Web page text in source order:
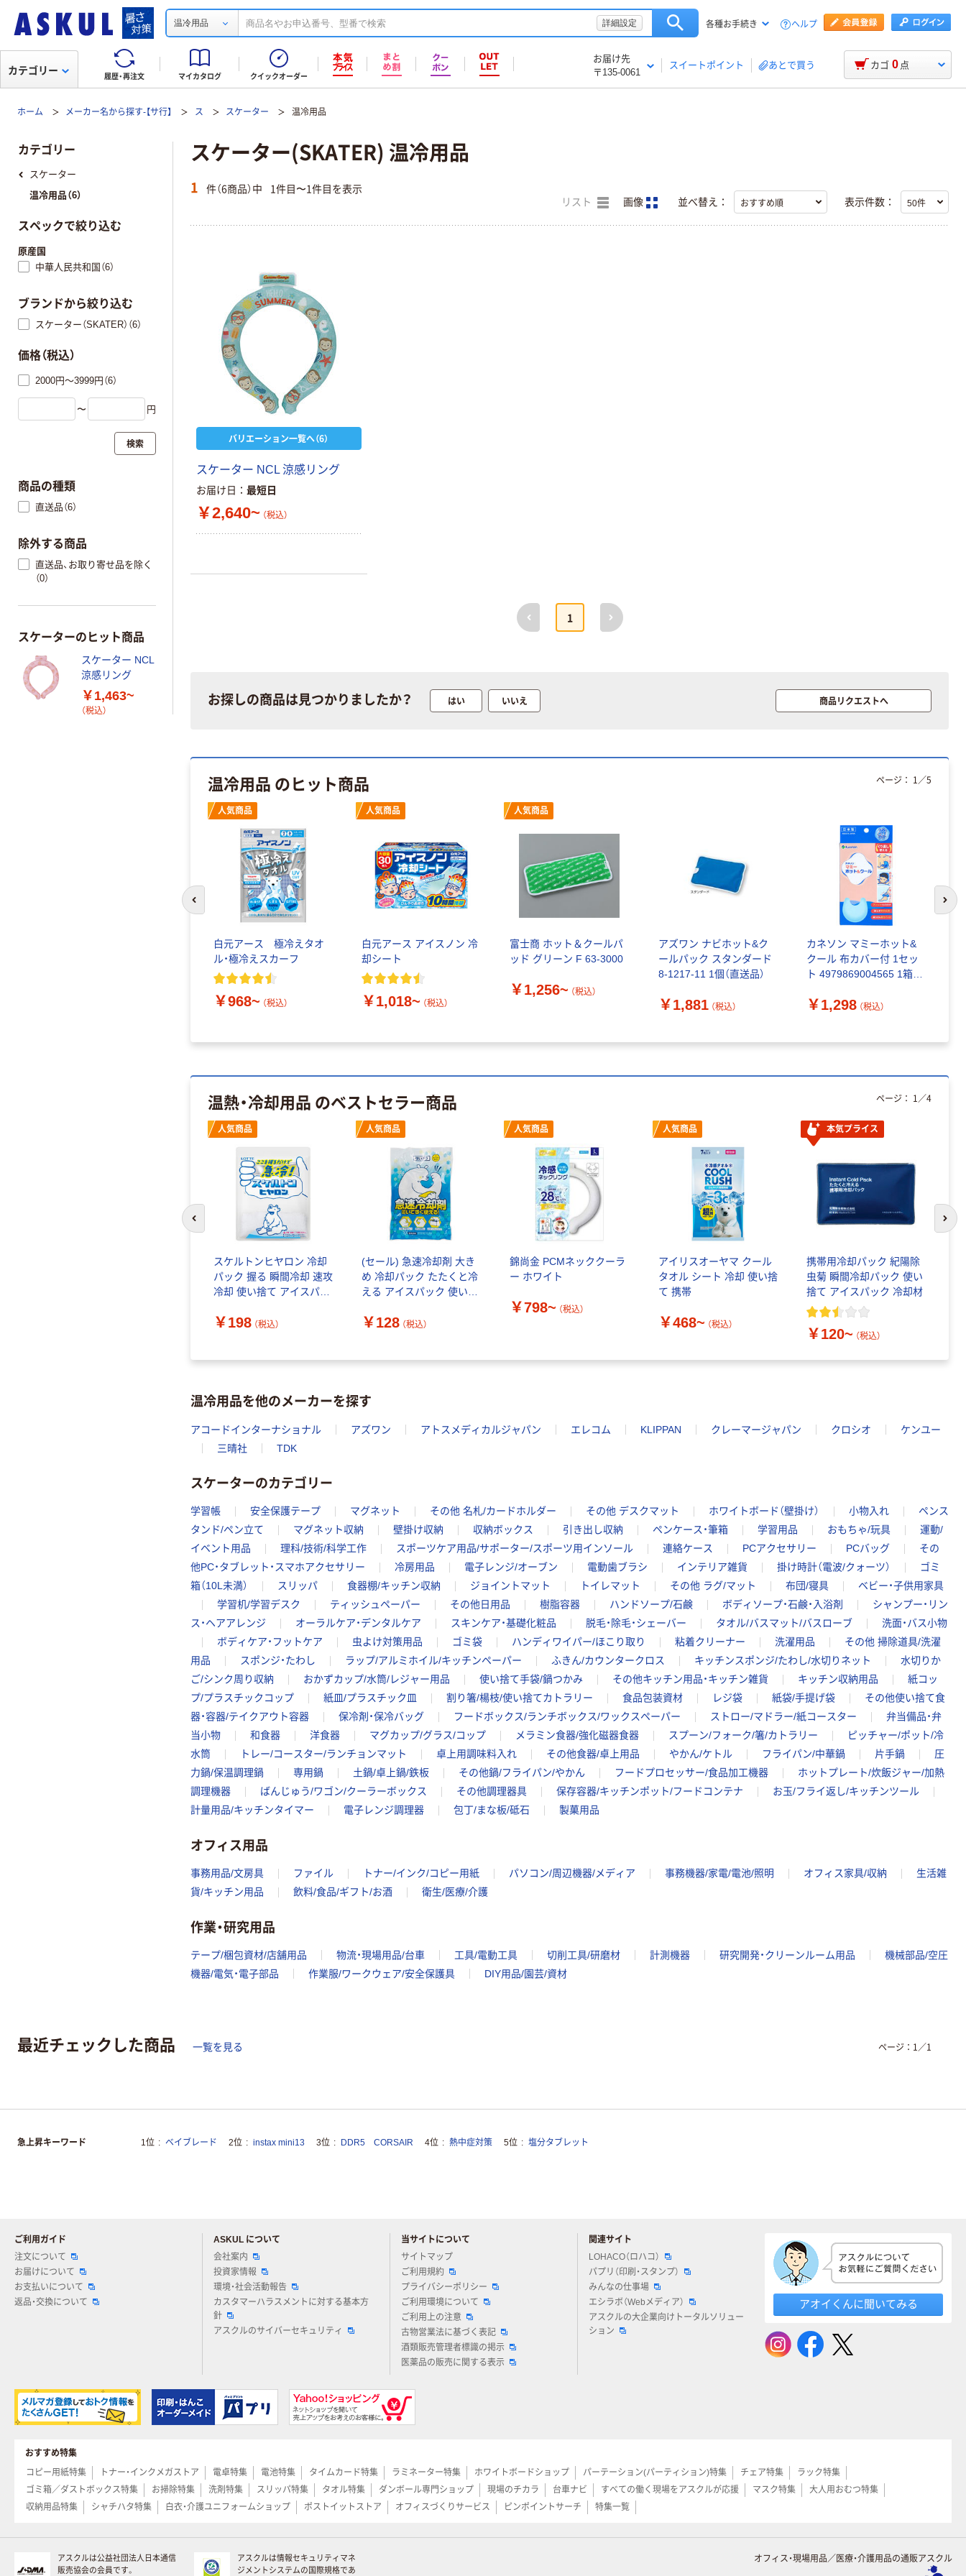
温冷用品 詳細設定 各種お手続き ヘルプ
履歴・再注文 マイカタログ クイックオーダー
お届け先
〒135-0061
スイートポイント あとで買う
カテゴリー カゴ 0 点
ホーム メーカー名から探す-【サ行】 ス スケーター 温冷用品
スケーター(SKATER) 温冷用品
1 件（6商品）中 1件目〜1件目を表示
リスト 画像 並べ替え： 表示件数：
バリエーション一覧へ（6）
スケーター NCL 涼感リング
お届け日 最短日
￥2,640~ （税込）
前へ
1
次へ
お探しの商品は見つかりましたか？ はい いいえ 商品リクエストへ
温冷用品 のヒット商品
人気商品
白元アース 極冷えタオ
ル・極冷えスカーフ
￥968~ （税込）
人気商品
白元アース アイスノン 冷
却シート
￥1,018~ （税込）
人気商品
富士商 ホット＆クールパ
ッド グリーン F 63-3000
￥1,256~ （税込）
アズワン ナビホット&ク
ールパック スタンダード
8-1217-11 1個（直送品）
￥1,881 （税込）
カネソン マミーホット&
クール 布カバー付 1セッ
ト 4979869004565 1箱(1
￥1,298 （税込）
ページ： 1 ／5
前のスライドへ 次
温熱・冷却用品 のベストセラー商品
人気商品
スケルトンヒヤロン 冷却
パック 握る 瞬間冷却 速攻
冷却 使い捨て アイスパッ
ッズ ロッテ 1個
￥198 （税込）
人気商品
(セール) 急速冷却剤 大き
め 冷却パック たたくと冷
える アイスパック 使い捨
ポレーション 1個
￥128 （税込）
人気商品
錦尚金 PCMネッククーラ
ー ホワイト
￥798~ （税込）
人気商品
アイリスオーヤマ クール
タオル シート 冷却 使い捨
て 携帯
￥468~ （税込）
本気プライス
携帯用冷却パック 紀陽除
虫菊 瞬間冷却パック 使い
捨て アイスパック 冷却材
￥120~ （税込）
ページ： 1 ／4
前のスライドへ 次
温冷用品を他のメーカーを探す
アコードインターナショナル アズワン アトスメディカルジャパン エレコム KLIPPAN クレーマージャパン クロシオ
ケンユー
三晴社
TDK
スケーターのカテゴリー
学習帳 安全保護テープ マグネット その他 名札/カードホルダー その他 デスクマット ホワイトボード（壁掛け） 小物入れ
ペンス
タンド/ペン立て
マグネット収納 壁掛け収納 収納ボックス 引き出し収納 ペンケース・筆箱 学習用品 おもちゃ/玩具
運動/
イベント用品
理科/技術/科学工作 スポーツケア用品/サポーター/スポーツ用インソール 連絡ケース PCアクセサリー PCバッグ
その
他PC・タブレット・スマホアクセサリー
冷房用品 電子レンジ/オーブン 電動歯ブラシ インテリア雑貨 掛け時計（電波/クォーツ）
ゴミ
箱（10L未満）
スリッパ 食器棚/キッチン収納 ジョイントマット トイレマット その他 ラグ/マット 布団/寝具
ベビー・子供用家具
学習机/学習デスク
ティッシュペーパー その他日用品 樹脂容器 ハンドソープ/石鹸 ボディソープ・石鹸・入浴剤
シャンプー・リン
ス・ヘアアレンジ
オーラルケア・デンタルケア スキンケア・基礎化粧品 脱毛・除毛・シェーバー タオル/バスマット/バスローブ
洗面・バス小物
ボディケア・フットケア
虫よけ対策用品 ゴミ袋 ハンディワイパー/ほこり取り 粘着クリーナー 洗濯用品
その他 掃除道具/洗濯
用品
スポンジ・たわし ラップ/アルミホイル/キッチンペーパー ふきん/カウンタークロス キッチンスポンジ/たわし/水切りネット
水切りか
ご/シンク周り収納
おかずカップ/水筒/レジャー用品 使い捨て手袋/鍋つかみ その他キッチン用品・キッチン雑貨 キッチン収納用品
紙コッ
プ/プラスチックコップ
紙皿/プラスチック皿 割り箸/楊枝/使い捨てカトラリー 食品包装資材 レジ袋 紙袋/手提げ袋
その他使い捨て食
器・容器/テイクアウト容器
保冷剤・保冷バッグ フードボックス/ランチボックス/ワックスペーパー ストロー/マドラー/紙コースター
弁当備品・弁
当小物
和食器 洋食器 マグカップ/グラス/コップ メラミン食器/強化磁器食器 スプーン/フォーク/箸/カトラリー
ピッチャー/ポット/冷
水筒
トレー/コースター/ランチョンマット 卓上用調味料入れ その他食器/卓上用品 やかん/ケトル フライパン/中華鍋 片手鍋
圧
力鍋/保温調理鍋
専用鍋 土鍋/卓上鍋/鉄板 その他鍋/フライパン/やかん フードプロセッサー/食品加工機器
ホットプレート/炊飯ジャー/加熱
調理機器
ばんじゅう/ワゴン/クーラーボックス その他調理器具 保存容器/キッチンポット/フードコンテナ
お玉/フライ返し/キッチンツール
計量用品/キッチンタイマー
電子レンジ調理器 包丁/まな板/砥石 製菓用品
オフィス用品
事務用品/文房具 ファイル トナー/インク/コピー用紙 パソコン/周辺機器/メディア 事務機器/家電/電池/照明 オフィス家具/収納
生活雑
貨/キッチン用品
飲料/食品/ギフト/お酒 衛生/医療/介護
作業・研究用品
テープ/梱包資材/店舗用品 物流・現場用品/台車 工具/電動工具 切削工具/研磨材 計測機器 研究開発・クリーンルーム用品
機械部品/空圧
機器/電気・電子部品
作業服/ワークウェア/安全保護具 DIY用品/園芸/資材
カテゴリー
スケーター
温冷用品（6）
スペックで絞り込む
原産国
中華人民共和国（6）
ブランドから絞り込む
スケーター（SKATER）（6）
価格（税込）
2000円～3999円（6）
〜 円
検索
商品の種類
直送品（6）
除外する商品
直送品、お取り寄せ品を除く
（0）
スケーターのヒット商品
スケーター NCL
涼感リング
￥1,463~
（税込）
最近チェックした商品 一覧を見る ページ： 1 ／1
急上昇キーワード 1位 ベイブレード 2位 instax mini13 3位 DDR5 CORSAIR 4位 熱中症対策 5位 塩分タブレット
ご利用ガイド
注文について
お届けについて
お支払いについて
返品・交換について
ASKUL について
会社案内
投資家情報
環境・社会活動報告
カスタマーハラスメントに対する基本方
針
アスクルのサイバーセキュリティ
当サイトについて
サイトマップ
ご利用規約
プライバシーポリシー
ご利用環境について
ご利用上の注意
古物営業法に基づく表記
酒類販売管理者標識の掲示
医薬品の販売に関する表示
関連サイト
LOHACO（ロハコ）
パプリ（印刷・スタンプ）
みんなの仕事場
エシラボ（Webメディア）
アスクルの大企業向けトータルソリュー
ション
アオイくんに聞いてみる
おすすめ特集
コピー用紙特集
トナー・インクメガストア 電卓特集 電池特集 タイムカード特集 ラミネーター特集 ホワイトボードショップ パーテーション(パーティション)特集 チェア特集
ラック特集
ゴミ箱／ダストボックス特集
お掃除特集 洗剤特集 スリッパ特集 タオル特集 ダンボール専門ショップ 現場のチカラ 台車ナビ すべての働く現場をアスクルが応援 マスク特集
大人用おむつ特集
収納用品特集
シャチハタ特集 白衣・介護ユニフォームショップ ポストイットストア オフィスづくりサービス ピンポイントサーチ 特集一覧
アスクルは公益社団法人日本通信
販売協会の会員です。
アスクルは情報セキュリティマネ
ジメントシステムの国際規格であ
オフィス・現場用品／医療・介護用品の通販アスクル